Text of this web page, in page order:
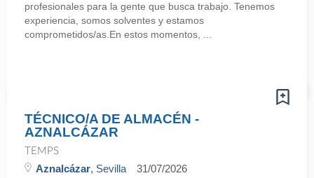
profesionales para la gente que busca trabajo. Tenemos
experiencia, somos solventes y estamos
comprometidos/as.En estos momentos, ...
TÉCNICO/A DE ALMACÉN -
AZNALCÁZAR
TEMPS
Aznalcázar, Sevilla 31/07/2026